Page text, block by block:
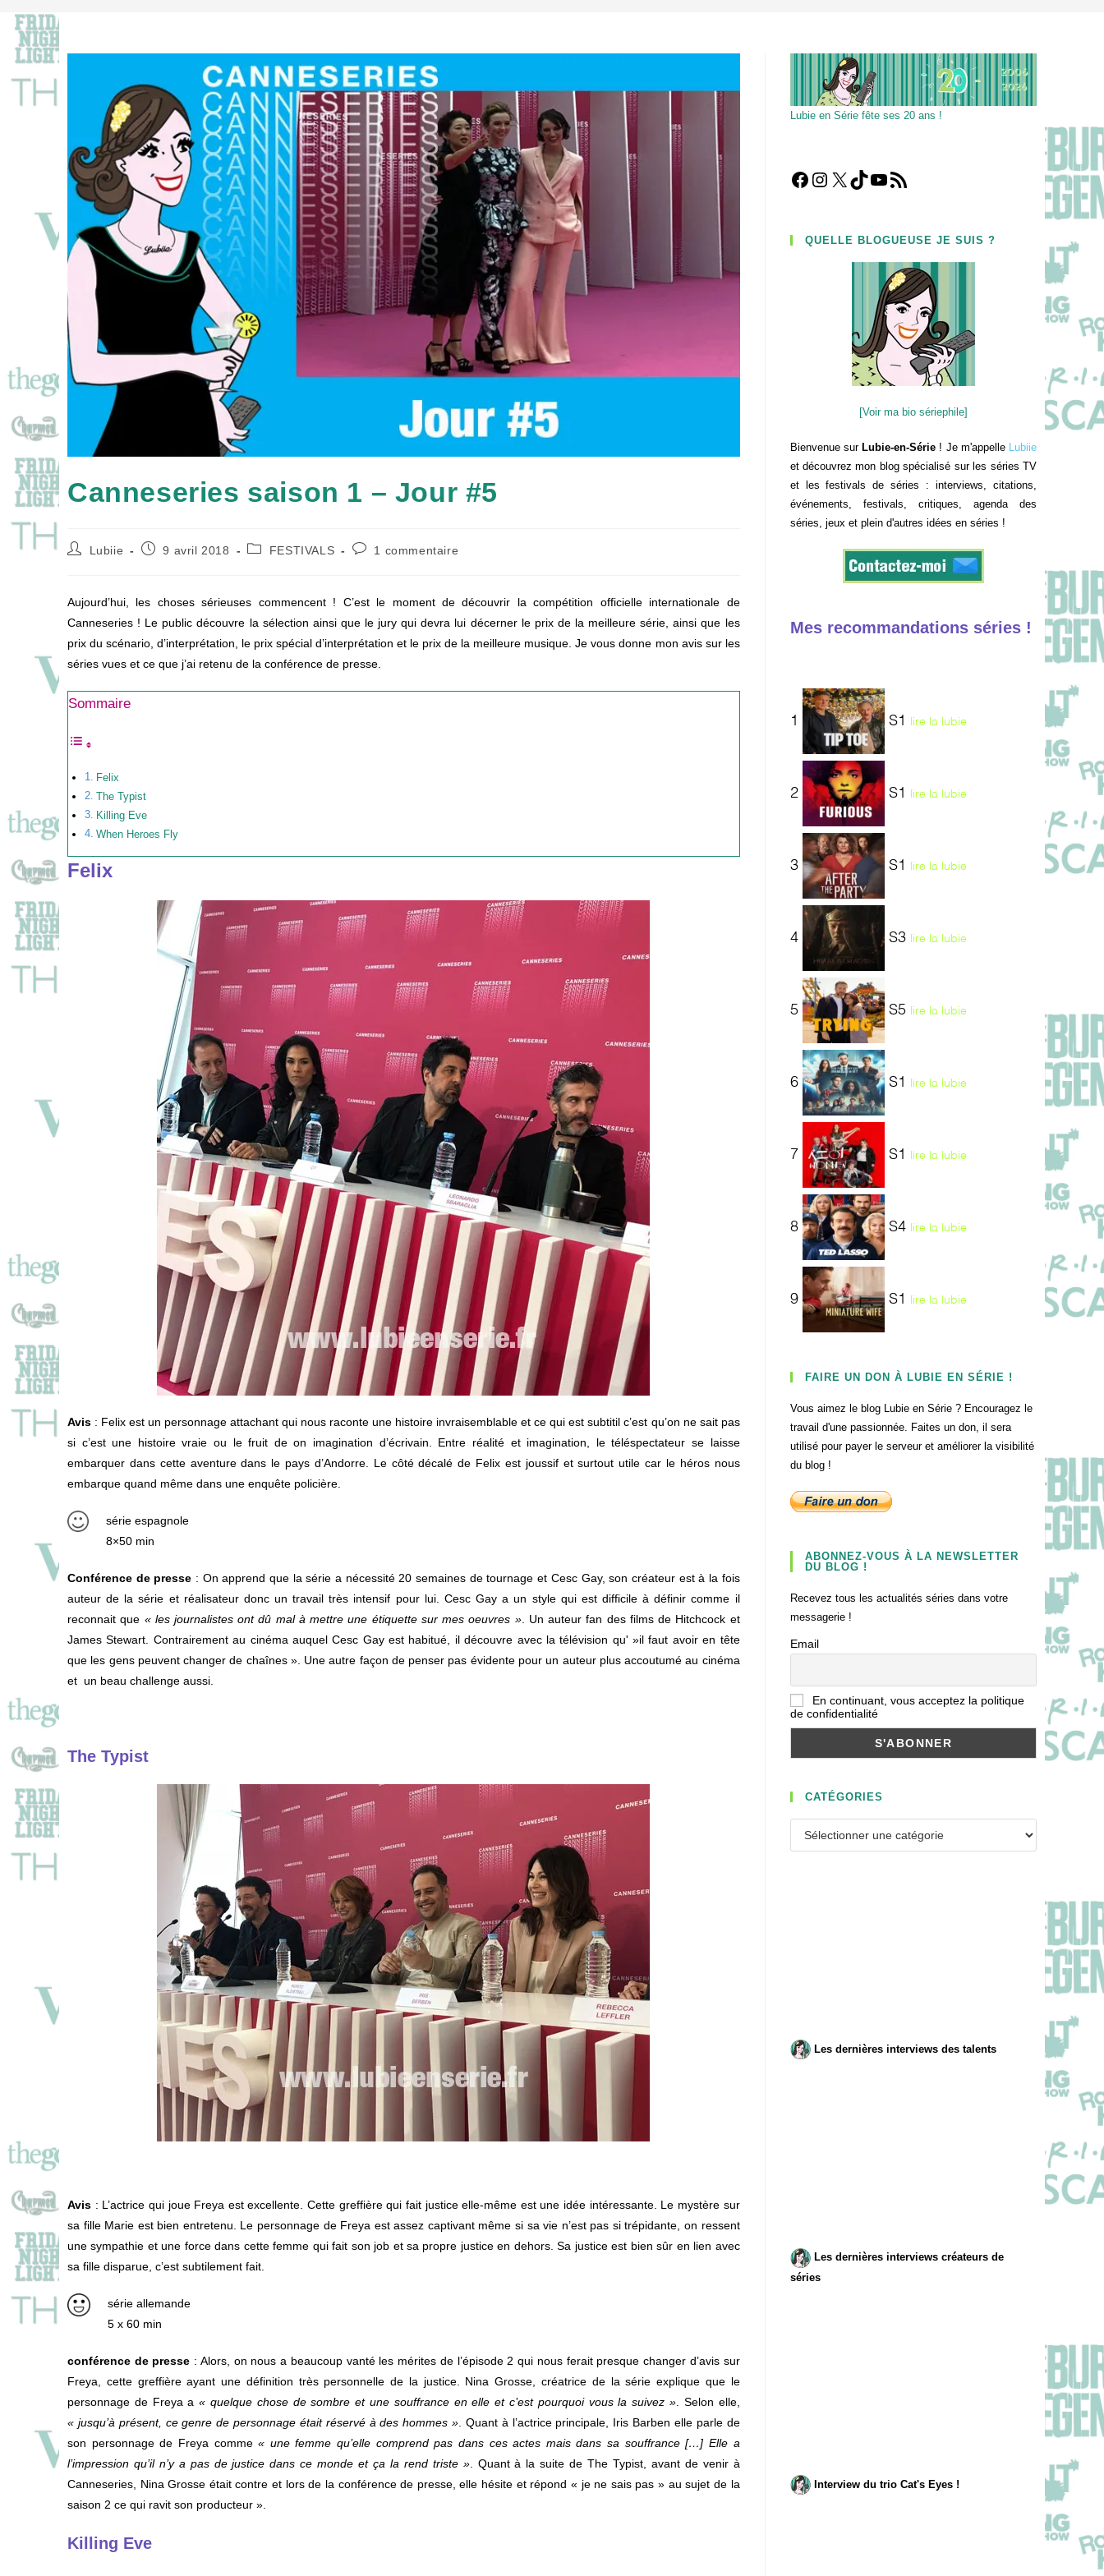
Canneseries saison 1 – Jour #5
Auteur/autrice
Lubiie
Publication
9 avril 2018
PostFESTIVALS
Commentaires
1 commentaire
Aujourd’hui, les choses sérieuses commencent ! C’est le moment de découvrir la compétition officielle internationale de
Canneseries ! Le public découvre la sélection ainsi que le jury qui devra lui décerner le prix de la meilleure série, ainsi que les
prix du scénario, d’interprétation, le prix spécial d’interprétation et le prix de la meilleure musique. Je vous donne mon avis sur les
séries vues et ce que j’ai retenu de la conférence de presse.
Sommaire
Felix
The Typist
Killing Eve
When Heroes Fly
Felix
Avis : Felix est un personnage attachant qui nous raconte une histoire invraisemblable et ce qui est subtitil c’est qu’on ne sait pas
si c’est une histoire vraie ou le fruit de on imagination d’écrivain. Entre réalité et imagination, le téléspectateur se laisse
embarquer dans cette aventure dans le pays d’Andorre. Le côté décalé de Felix est joussif et surtout utile car le héros nous
embarque quand même dans une enquête policière.
série espagnole
8×50 min
Conférence de presse : On apprend que la série a nécessité 20 semaines de tournage et Cesc Gay, son créateur est à la fois
auteur de la série et réalisateur donc un travail très intensif pour lui. Cesc Gay a un style qui est difficile à définir comme il
reconnait que « les journalistes ont dû mal à mettre une étiquette sur mes oeuvres ». Un auteur fan des films de Hitchcock et
James Stewart. Contrairement au cinéma auquel Cesc Gay est habitué, il découvre avec la télévision qu' »il faut avoir en tête
que les gens peuvent changer de chaînes ». Une autre façon de penser pas évidente pour un auteur plus accoutumé au cinéma
et un beau challenge aussi.
The Typist
Avis : L’actrice qui joue Freya est excellente. Cette greffière qui fait justice elle-même est une idée intéressante. Le mystère sur
sa fille Marie est bien entretenu. Le personnage de Freya est assez captivant même si sa vie n’est pas si trépidante, on ressent
une sympathie et une force dans cette femme qui fait son job et sa propre justice en dehors. Sa justice est bien sûr en lien avec
sa fille disparue, c’est subtilement fait.
série allemande
5 x 60 min
conférence de presse : Alors, on nous a beaucoup vanté les mérites de l’épisode 2 qui nous ferait presque changer d’avis sur
Freya, cette greffière ayant une définition très personnelle de la justice. Nina Grosse, créatrice de la série explique que le
personnage de Freya a« quelque chose de sombre et une souffrance en elle et c’est pourquoi vous la suivez » . Selon elle,
« jusqu’à présent, ce genre de personnage était réservé à des hommes » . Quant à l’actrice principale, Iris Barben elle parle de
son personnage de Freya comme« une femme qu’elle comprend pas dans ces actes mais dans sa souffrance […] Elle a
l’impression qu’il n’y a pas de justice dans ce monde et ça la rend triste ». Quant à la suite de The Typist, avant de venir à
Canneseries, Nina Grosse était contre et lors de la conférence de presse, elle hésite et répond « je ne sais pas » au sujet de la
saison 2 ce qui ravit son producteur ».
Killing Eve
Lubie en Série fête ses 20 ans !
Facebook
Instagram
X TikTokYouTube
Flux RSS
QUELLE BLOGUEUSE JE SUIS ?
[Voir ma bio sériephile]
Bienvenue sur Lubie-en-Série ! Je m'appelle Lubiie
et découvrez mon blog spécialisé sur les séries TV
et les festivals de séries : interviews, citations,
événements, festivals, critiques, agenda des
séries, jeux et plein d'autres idées en séries !
Mes recommandations séries !
1 S1 lire la lubie
2 S1 lire la lubie
3 S1 lire la lubie
4 S3 lire la lubie
5 S5 lire la lubie
6 S1 lire la lubie
7 S1 lire la lubie
8 S4 lire la lubie
9 S1 lire la lubie
FAIRE UN DON À LUBIE EN SÉRIE !
Vous aimez le blog Lubie en Série ? Encouragez le
travail d'une passionnée. Faites un don, il sera
utilisé pour payer le serveur et améliorer la visibilité
du blog !
ABONNEZ-VOUS À LA NEWSLETTER
DU BLOG !
Recevez tous les actualités séries dans votre
messagerie !
Email
En continuant, vous acceptez la politique
de confidentialité
CATÉGORIES
Les dernières interviews des talents
Les dernières interviews créateurs de
séries
Interview du trio Cat's Eyes !